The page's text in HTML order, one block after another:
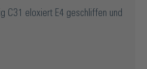
C31 eloxiert E4 geschliffen und